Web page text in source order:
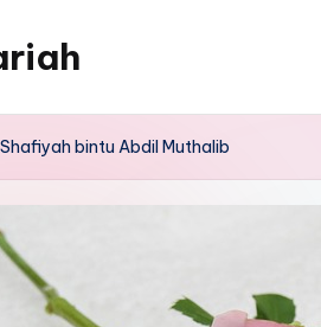
Shafiyah bintu Abdil Muthalib